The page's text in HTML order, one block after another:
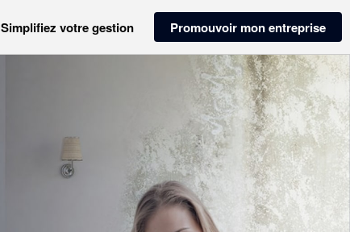
Simplifiez votre gestion Promouvoir mon entreprise